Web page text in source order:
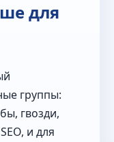
для
группы:
гвозди,
и для